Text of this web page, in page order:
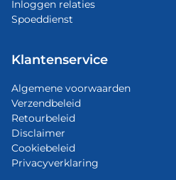
Inloggen relaties
Spoeddienst
Klantenservice
Algemene voorwaarden
Verzendbeleid
Retourbeleid
Disclaimer
Cookiebeleid
Privacyverklaring